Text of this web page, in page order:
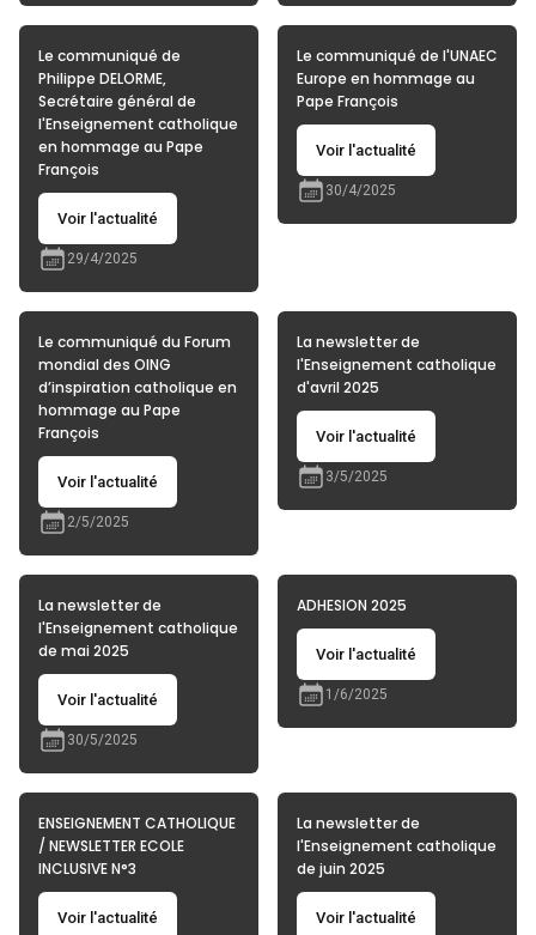
Le communiqué de
Philippe DELORME,
Secrétaire général de
l'Enseignement catholique
en hommage au Pape
François
Voir l'actualité
29/4/2025
Le communiqué de l'UNAEC
Europe en hommage au
Pape François
Voir l'actualité
30/4/2025
Le communiqué du Forum
mondial des OING
d’inspiration catholique en
hommage au Pape
François
Voir l'actualité
2/5/2025
La newsletter de
l'Enseignement catholique
d'avril 2025
Voir l'actualité
3/5/2025
La newsletter de
l'Enseignement catholique
de mai 2025
Voir l'actualité
30/5/2025
ADHESION 2025
Voir l'actualité
1/6/2025
ENSEIGNEMENT CATHOLIQUE
/ NEWSLETTER ECOLE
INCLUSIVE N°3
Voir l'actualité
La newsletter de
l'Enseignement catholique
de juin 2025
Voir l'actualité